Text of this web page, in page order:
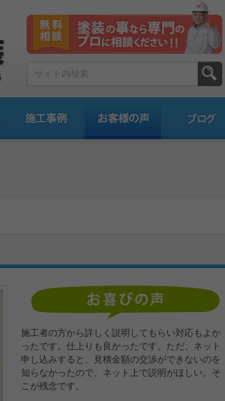
施工者の方から詳しく説明してもらい対応もよか
ったです。仕上りも良かったです。ただ、ネット
申し込みすると、見積金額の交渉ができないのを
知らなかったので、ネット上で説明がほしい。そ
こが残念です。